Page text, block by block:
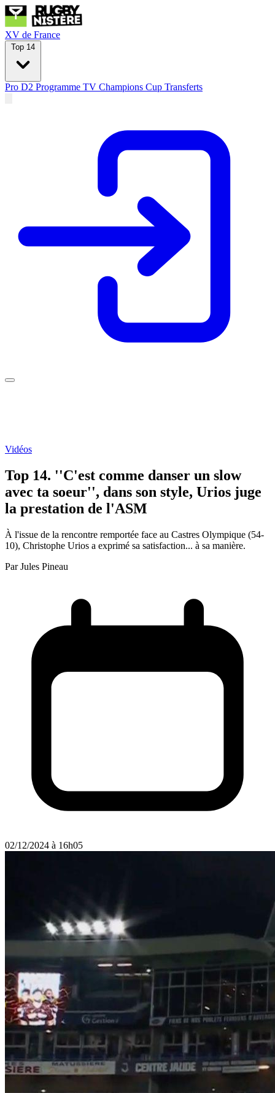
XV de France
Top 14
Pro D2 Programme TV Champions Cup Transferts
Vidéos
Top 14. ''C'est comme danser un slow
avec ta soeur'', dans son style, Urios juge
la prestation de l'ASM
À l'issue de la rencontre remportée face au Castres Olympique (54-
10), Christophe Urios a exprimé sa satisfaction... à sa manière.
Par Jules Pineau
02/12/2024 à 16h05